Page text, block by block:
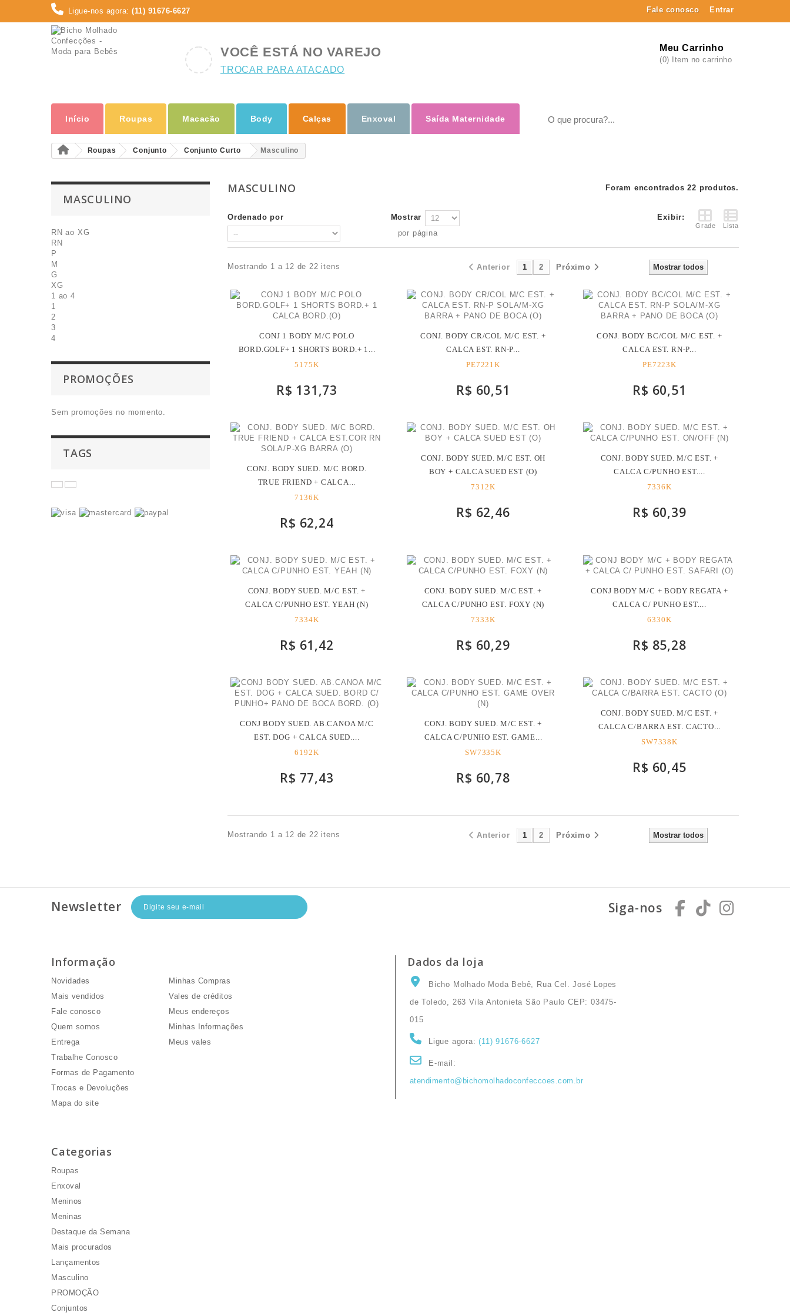
Entrar
Fale conosco
Ligue-nos agora: (11) 91676-6627
VOCÊ ESTÁ NO VAREJO
TROCAR PARA ATACADO
Meu Carrinho
(0) Item no carrinho
Início Roupas Macacão Body Calças Enxoval Saída Maternidade
Roupas Conjunto Conjunto Curto Masculino
MASCULINO
RN ao XG
RN
P
M
G
XG
1 ao 4
1
2
3
4
PROMOÇÕES
Sem promoções no momento.
TAGS
MASCULINO Foram encontrados 22 produtos.
Exibir:
Grade Lista
Ordenado por
Mostrar
por página
Mostrar todos
Anterior 1 2 Próximo
Mostrando 1 a 12 de 22 itens
CONJ 1 BODY M/C POLO
BORD.GOLF+ 1 SHORTS BORD.+ 1...
5175K
R$ 131,73
CONJ. BODY CR/COL M/C EST. +
CALCA EST. RN-P...
PE7221K
R$ 60,51
CONJ. BODY BC/COL M/C EST. +
CALCA EST. RN-P...
PE7223K
R$ 60,51
CONJ. BODY SUED. M/C BORD.
TRUE FRIEND + CALCA...
7136K
R$ 62,24
CONJ. BODY SUED. M/C EST. OH
BOY + CALCA SUED EST (O)
7312K
R$ 62,46
CONJ. BODY SUED. M/C EST. +
CALCA C/PUNHO EST....
7336K
R$ 60,39
CONJ. BODY SUED. M/C EST. +
CALCA C/PUNHO EST. YEAH (N)
7334K
R$ 61,42
CONJ. BODY SUED. M/C EST. +
CALCA C/PUNHO EST. FOXY (N)
7333K
R$ 60,29
CONJ BODY M/C + BODY REGATA +
CALCA C/ PUNHO EST....
6330K
R$ 85,28
CONJ BODY SUED. AB.CANOA M/C
EST. DOG + CALCA SUED....
6192K
R$ 77,43
CONJ. BODY SUED. M/C EST. +
CALCA C/PUNHO EST. GAME...
SW7335K
R$ 60,78
CONJ. BODY SUED. M/C EST. +
CALCA C/BARRA EST. CACTO...
SW7338K
R$ 60,45
Mostrar todos
Anterior 1 2 Próximo
Mostrando 1 a 12 de 22 itens
Newsletter Siga-nos
Informação
Novidades
Mais vendidos
Fale conosco
Quem somos
Entrega
Trabalhe Conosco
Formas de Pagamento
Trocas e Devoluções
Mapa do site
Minhas Compras
Vales de créditos
Meus endereços
Minhas Informações
Meus vales
Dados da loja
Bicho Molhado Moda Bebê, Rua Cel. José Lopes
de Toledo, 263 Vila Antonieta São Paulo CEP: 03475-
015
Ligue agora:(11) 91676-6627
E-mail:
atendimento@bichomolhadoconfeccoes.com.br
Categorias
Roupas
Enxoval
Meninos
Meninas
Destaque da Semana
Mais procurados
Lançamentos
Masculino
PROMOÇÃO
Conjuntos